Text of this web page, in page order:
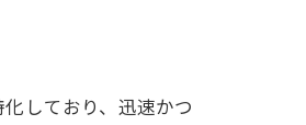
しており、迅速かつ